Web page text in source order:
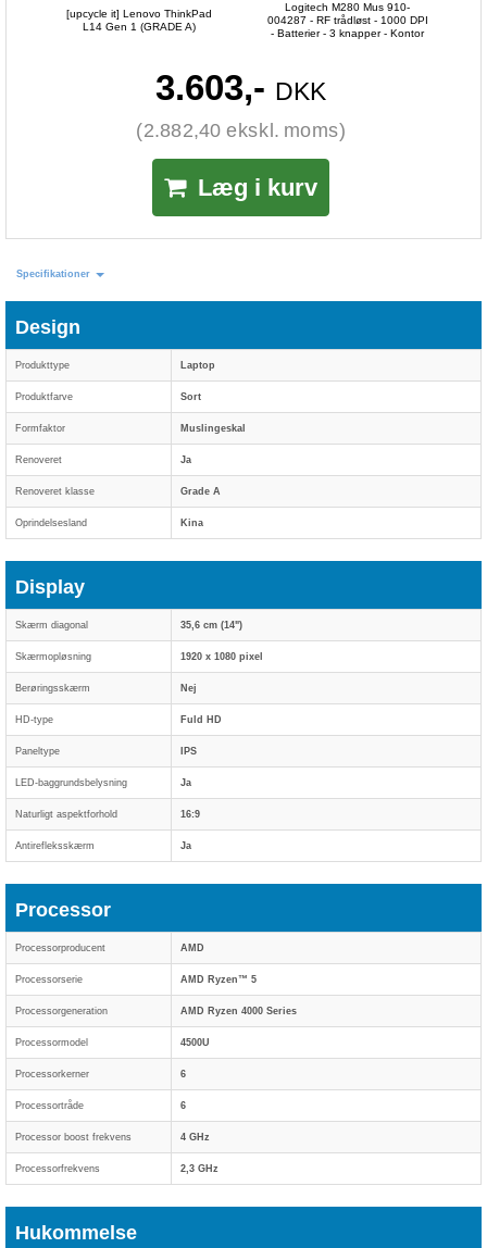
[upcycle it] Lenovo ThinkPad
L14 Gen 1 (GRADE A)
Logitech M280 Mus 910-
004287 - RF trådløst - 1000 DPI
- Batterier - 3 knapper - Kontor
3.603,- DKK
(2.882,40 ekskl. moms)
Læg i kurv
Specifikationer
Design
Produkttype Laptop
Produktfarve Sort
Formfaktor Muslingeskal
Renoveret Ja
Renoveret klasse Grade A
Oprindelsesland Kina
Display
Skærm diagonal 35,6 cm (14")
Skærmopløsning 1920 x 1080 pixel
Berøringsskærm Nej
HD-type Fuld HD
Paneltype IPS
LED-baggrundsbelysning Ja
Naturligt aspektforhold 16:9
Antirefleksskærm Ja
Processor
Processorproducent AMD
Processorserie AMD Ryzen™ 5
Processorgeneration AMD Ryzen 4000 Series
Processormodel 4500U
Processorkerner 6
Processortråde 6
Processor boost frekvens 4 GHz
Processorfrekvens 2,3 GHz
Hukommelse